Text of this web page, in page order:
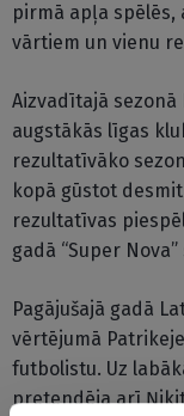
pirmā apļa
vārtiem un vienu
Aizvadītajā
augstākās līgas
rezultatīvāko
kopā gūstot
rezultatīvas
gadā “Super
Pagājušajā gadā
vērtējumā
futbolistu. Uz
pretendēja arī